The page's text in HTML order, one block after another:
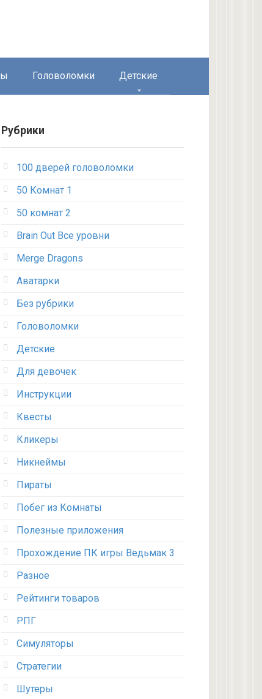
Головоломки Детские
Рубрики
100 дверей головоломки
50 Комнат 1
50 комнат 2
Brain Out Все уровни
Merge Dragons
Аватарки
Без рубрики
Головоломки
Детские
Для девочек
Инструкции
Квесты
Кликеры
Никнеймы
Пираты
Побег из Комнаты
Полезные приложения
Прохождение ПК игры Ведьмак 3
Разное
Рейтинги товаров
РПГ
Симуляторы
Стратегии
Шутеры